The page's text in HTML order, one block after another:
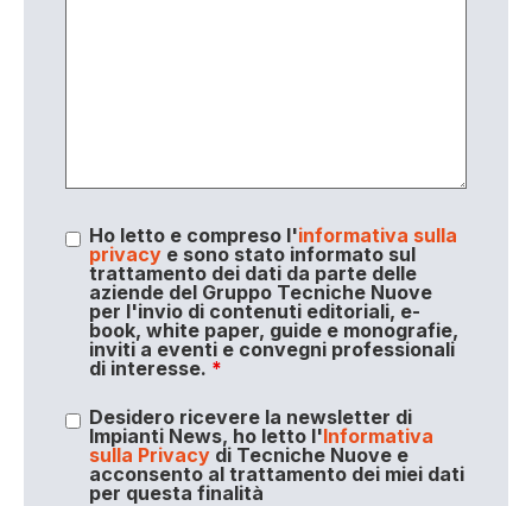
Ho letto e compreso l'informativa sulla
privacye sono stato informato sul
trattamento dei dati da parte delle
aziende del Gruppo Tecniche Nuove
per l'invio di contenuti editoriali, e-
book, white paper, guide e monografie,
inviti a eventi e convegni professionali
di interesse. *
Desidero ricevere la newsletter di
Impianti News, ho letto l'Informativa
sulla Privacydi Tecniche Nuove e
acconsento al trattamento dei miei dati
per questa finalità